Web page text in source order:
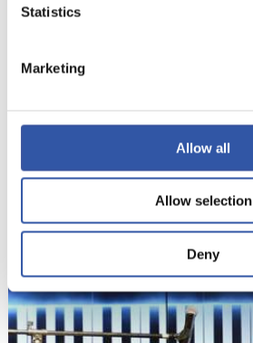
Statistics
Marketing
Allow all
Allow selection
Deny
10